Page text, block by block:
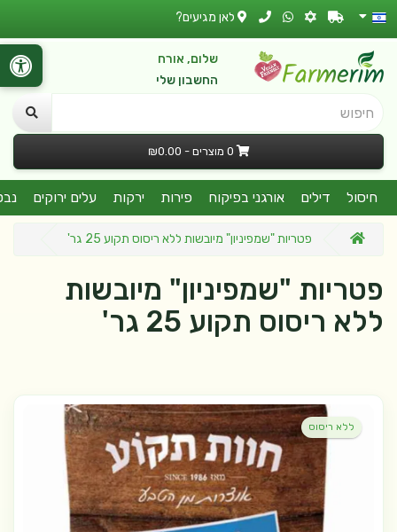
לאן מגיעים?
שלום, אורח
החשבון שלי
חיפוש
0 מוצרים - ₪0.00
חיסול דילים אורגני בפיקוח פירות ירקות עלים ירוקים
פטריות "שמפיניון" מיובשות ללא ריסוס תקוע 25 גר'
פטריות "שמפיניון" מיובשות
ללא ריסוס תקוע 25 גר'
ללא ריסוס